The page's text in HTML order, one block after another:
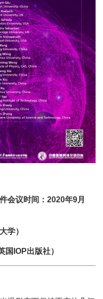
会议时间：2020年9月
学）
IOP出版社）